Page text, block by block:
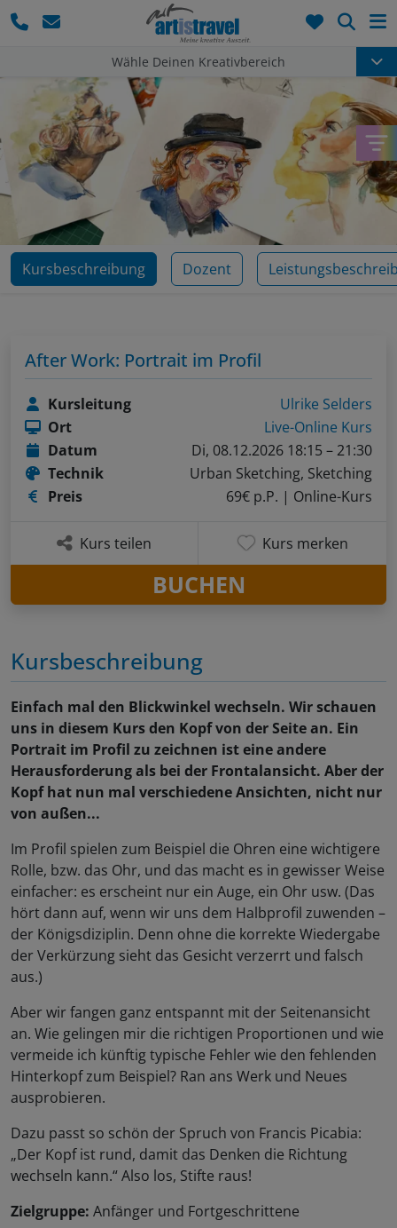
Wähle Deinen Kreativbereich
Kursbeschreibung Dozent
Kursbeschreibung
Einfach mal den Blickwinkel wechseln. Wir schauen
uns in diesem Kurs den Kopf von der Seite an. Ein
Portrait im Profil zu zeichnen ist eine andere
Herausforderung als bei der Frontalansicht. Aber der
Kopf hat nun mal verschiedene Ansichten, nicht nur
von außen...
Im Profil spielen zum Beispiel die Ohren eine wichtigere
Rolle, bzw. das Ohr, und das macht es in gewisser Weise
einfacher: es erscheint nur ein Auge, ein Ohr usw. (Das
hört dann auf, wenn wir uns dem Halbprofil zuwenden –
der Königsdiziplin. Denn ohne die korrekte Wiedergabe
der Verkürzung sieht das Gesicht verzerrt und falsch
aus.)
Aber wir fangen ganz entspannt mit der Seitenansicht
an. Wie gelingen mir die richtigen Proportionen und wie
vermeide ich künftig typische Fehler wie den fehlenden
Hinterkopf zum Beispiel? Ran ans Werk und Neues
ausprobieren.
Dazu passt so schön der Spruch von Francis Picabia:
„Der Kopf ist rund, damit das Denken die Richtung
wechseln kann.“ Also los, Stifte raus!
Zielgruppe: Anfänger und Fortgeschrittene
After Work: Portrait im Profil
Kursleitung
Ulrike Selders
Ort
Live-Online Kurs
Datum
Di, 08.12.2026 18:15 – 21:30
Technik
Urban Sketching, Sketching
Preis
69€ p.P. | Online-Kurs
Kurs teilen Kurs merken
BUCHEN